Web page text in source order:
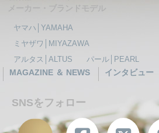
ヤマハ│YAMAHA
ミヤザワ│MIYAZAWA
アルタス│ALTUS
パール│PEARL
MAGAZINE ＆ NEWS インタビュー
SNSをフォロー